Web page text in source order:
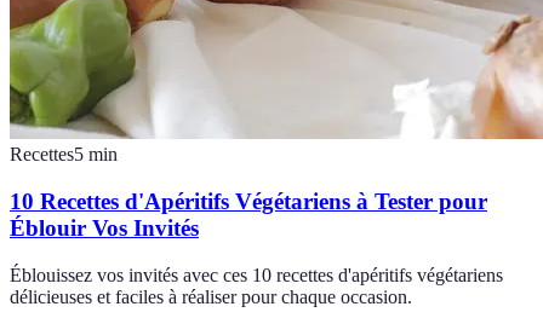
Recettes5 min
10 Recettes d'Apéritifs Végétariens à Tester pour
Éblouir Vos Invités
Éblouissez vos invités avec ces 10 recettes d'apéritifs végétariens
délicieuses et faciles à réaliser pour chaque occasion.